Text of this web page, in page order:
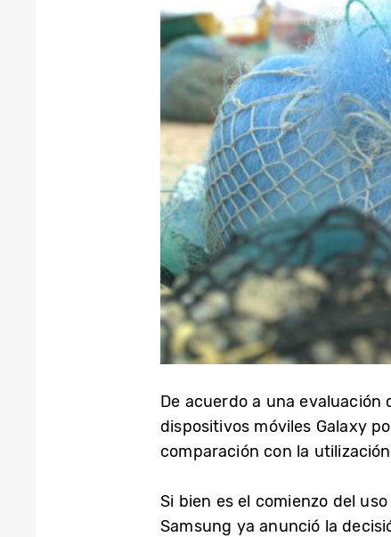
De acuerdo a una
dispositivos móviles Galaxy
comparación con la
Si bien es el comienzo del
Samsung ya anunció la